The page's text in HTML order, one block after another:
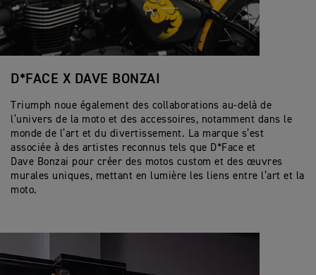
D*FACE X DAVE BONZAI
Triumph noue également des collaborations au-delà de
l’univers de la moto et des accessoires, notamment dans le
monde de l’art et du divertissement. La marque s’est
associée à des artistes reconnus tels que D*Face et
Dave Bonzai pour créer des motos custom et des œuvres
murales uniques, mettant en lumière les liens entre l’art et la
moto.